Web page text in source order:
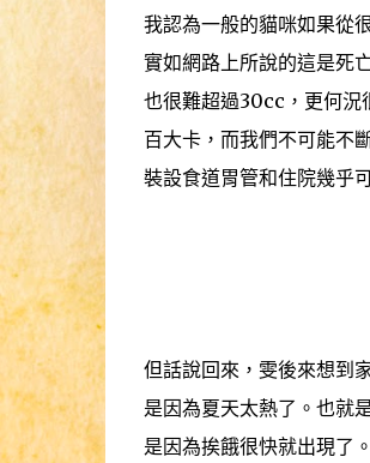
我認為一般的貓咪如果從
實如網路上所說的這是死
也很難超過30cc，更何況
百大卡，而我們不可能不
裝設食道胃管和住院幾乎
但話說回來，雯後來想到
是因為夏天太熱了。也就
是因為挨餓很快就出現了